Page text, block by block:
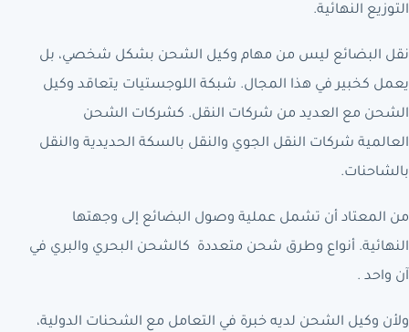
التوزيع النهائية.
نقل البضائع ليس من مهام وكيل الشحن بشكل شخصي، بل
يعمل كخبير في هذا المجال. شبكة اللوجستيات يتعاقد وكيل
الشحن مع العديد من شركات النقل. كشركات الشحن
العالمية شركات النقل الجوي والنقل بالسكة الحديدية والنقل
بالشاحنات.
من المعتاد أن تشمل عملية وصول البضائع إلى وجهتها
النهائية. أنواع وطرق شحن متعددة كالشحن البحري والبري في
آن واحد .
ولأن وكيل الشحن لديه خبرة في التعامل مع الشحنات الدولية،